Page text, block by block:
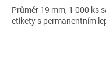
Průměr 19 mm, 1 000 ks
etikety s permanentním